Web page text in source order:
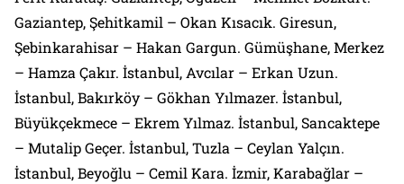
Gaziantep, Şehitkamil – Okan Kısacık. Giresun,
Şebinkarahisar – Hakan Gargun. Gümüşhane, Merkez
– Hamza Çakır. İstanbul, Avcılar – Erkan Uzun.
İstanbul, Bakırköy – Gökhan Yılmazer. İstanbul,
Büyükçekmece – Ekrem Yılmaz. İstanbul, Sancaktepe
– Mutalip Geçer. İstanbul, Tuzla – Ceylan Yalçın.
İstanbul, Beyoğlu – Cemil Kara. İzmir, Karabağlar –